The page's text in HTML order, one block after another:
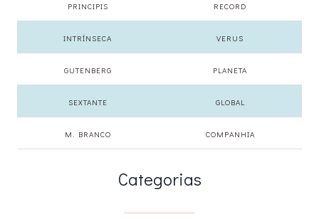
PRINCIPIS RECORD
INTRÍNSECA VERUS
GUTENBERG PLANETA
SEXTANTE GLOBAL
M. BRANCO COMPANHIA
Categorias